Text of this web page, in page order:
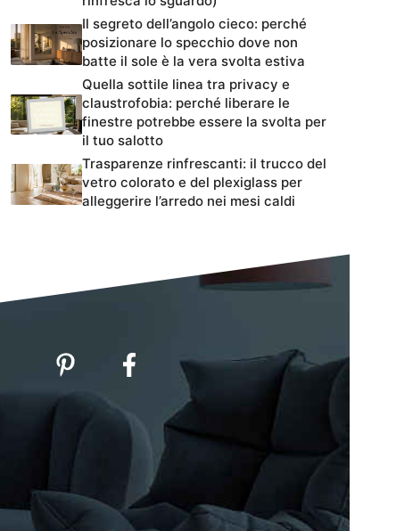
Il segreto dell’angolo cieco: perché
posizionare lo specchio dove non
batte il sole è la vera svolta estiva
Quella sottile linea tra privacy e
claustrofobia: perché liberare le
finestre potrebbe essere la svolta per
il tuo salotto
Trasparenze rinfrescanti: il trucco del
vetro colorato e del plexiglass per
alleggerire l’arredo nei mesi caldi